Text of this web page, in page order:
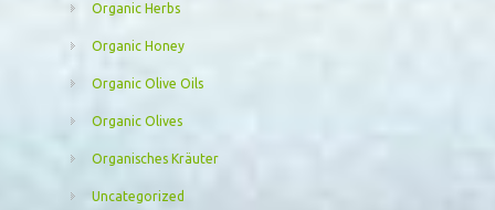
Organic Herbs
Organic Honey
Organic Olive Oils
Organic Olives
Organisches Kräuter
Uncategorized